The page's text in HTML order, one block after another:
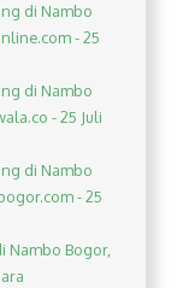
di Nambo
- 25
di Nambo
- 25 Juli
di Nambo
- 25
Nambo Bogor,